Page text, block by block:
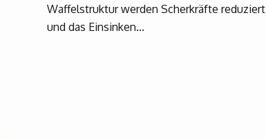
Waffelstruktur werden Scherkräfte reduziert
und das Einsinken...